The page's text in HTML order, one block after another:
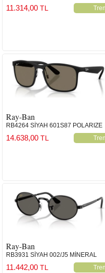
11.314,00 TL
Ray-Ban
RB4264 SİYAH 601S87 POLARIZE
14.638,00 TL
Ray-Ban
RB3931 SİYAH 002/J5 MİNERAL
11.442,00 TL